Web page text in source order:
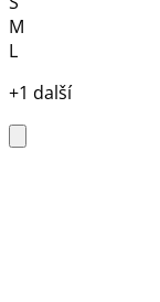
M
L
+1 další